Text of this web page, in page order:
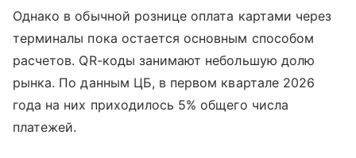
Однако в обычной рознице оплата картами через
терминалы пока остается основным способом
расчетов. QR-коды занимают небольшую долю
рынка. По данным ЦБ, в первом квартале 2026
года на них приходилось 5% общего числа
платежей.